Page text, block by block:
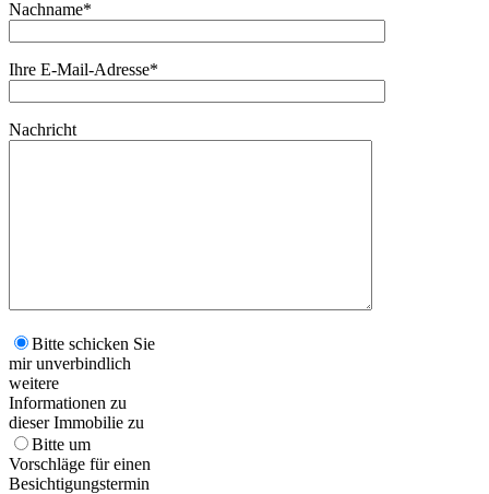
Nachname*
Ihre E-Mail-Adresse*
Nachricht
Bitte schicken Sie
mir unverbindlich
weitere
Informationen zu
dieser Immobilie zu
Bitte um
Vorschläge für einen
Besichtigungstermin